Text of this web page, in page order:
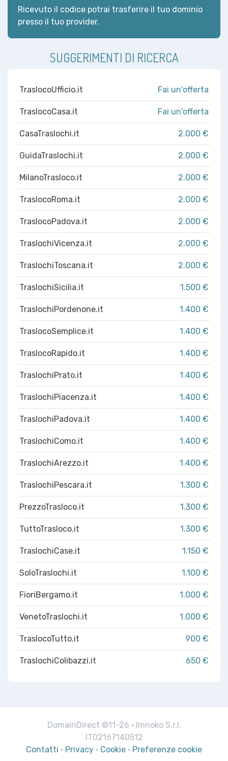
Ricevuto il codice potrai trasferire il tuo dominio
presso il tuo provider.
SUGGERIMENTI DI RICERCA
TraslocoUfficio.it Fai un'offerta
TraslocoCasa.it Fai un'offerta
CasaTraslochi.it 2.000 €
GuidaTraslochi.it 2.000 €
MilanoTrasloco.it 2.000 €
TraslocoRoma.it 2.000 €
TraslocoPadova.it 2.000 €
TraslochiVicenza.it 2.000 €
TraslochiToscana.it 2.000 €
TraslochiSicilia.it 1.500 €
TraslochiPordenone.it 1.400 €
TraslocoSemplice.it 1.400 €
TraslocoRapido.it 1.400 €
TraslochiPrato.it 1.400 €
TraslochiPiacenza.it 1.400 €
TraslochiPadova.it 1.400 €
TraslochiComo.it 1.400 €
TraslochiArezzo.it 1.400 €
TraslochiPescara.it 1.300 €
PrezzoTrasloco.it 1.300 €
TuttoTrasloco.it 1.300 €
TraslochiCase.it 1.150 €
SoloTraslochi.it 1.100 €
FioriBergamo.it 1.000 €
VenetoTraslochi.it 1.000 €
TraslocoTutto.it 900 €
TraslochiColibazzi.it 650 €
DomainDirect ©11-26 · Imnoko S.r.l.
IT02167140512
Contatti · Privacy · Cookie · Preferenze cookie